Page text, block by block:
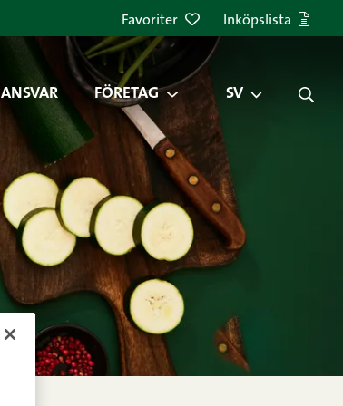
Favoriter Inköpslista
ANSVAR FÖRETAG SV